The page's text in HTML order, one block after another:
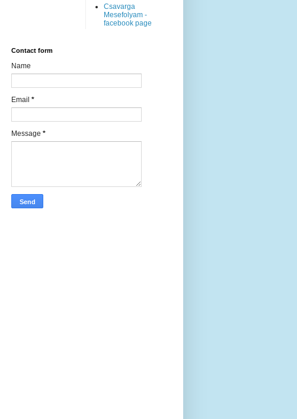
Csavarga
Mesefolyam -
facebook page
Contact form
Name
Email *
Message *